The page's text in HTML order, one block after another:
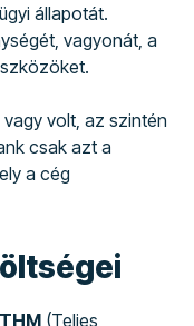
állapotát.
vagyonát, a
volt, az szintén
csak azt a
a cég
THM (Teljes